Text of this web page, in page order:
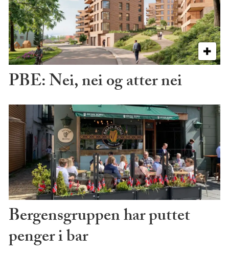
PBE: Nei, nei og atter nei
Bergensgruppen har puttet
penger i bar